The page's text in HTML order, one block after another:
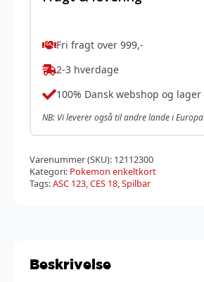
Fri fragt over 999,-
2-3 hverdage
100% Dansk webshop og lager
NB: Vi leverer også til andre lande i Europa
Varenummer (SKU): 12112300
Kategori: Pokemon enkeltkort
Tags:ASC 123,CES 18,Spilbar
Beskrivelse